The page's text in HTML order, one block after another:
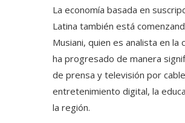
La economía basada en
Latina también está
Musiani, quien es analista en la
ha progresado de manera
de prensa y televisión por
entretenimiento digital, la
la región.